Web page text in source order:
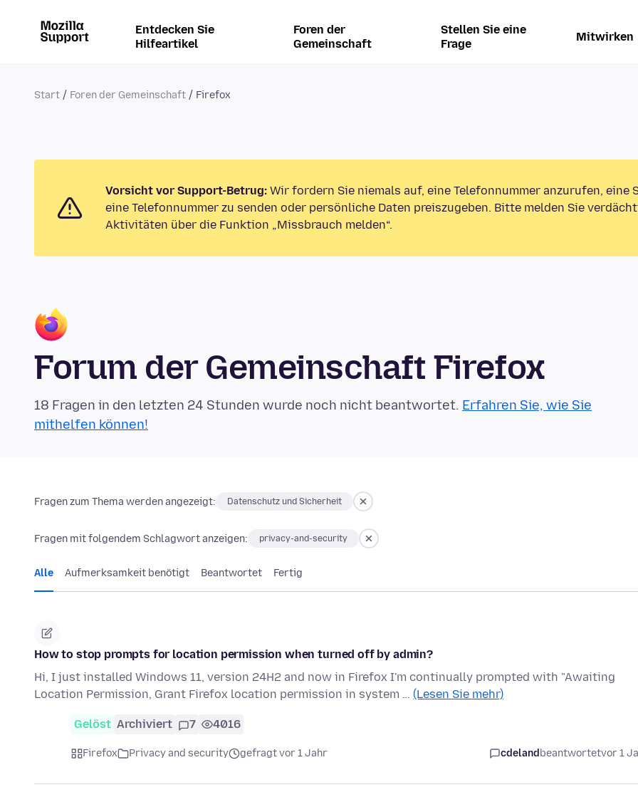
Entdecken Sie
Hilfeartikel
Foren der
Gemeinschaft
Stellen Sie eine
Frage
Mitwirken
Start Foren der Gemeinschaft Firefox
Vorsicht vor Support-Betrug: Wir fordern Sie niemals auf, eine Telefonnummer anzurufen, eine
eine Telefonnummer zu senden oder persönliche Daten preiszugeben. Bitte melden Sie
Aktivitäten über die Funktion „Missbrauch melden“.
Forum der Gemeinschaft Firefox
18 Fragen in den letzten 24 Stunden wurde noch nicht beantwortet. Erfahren Sie, wie Sie
mithelfen können!
Fragen zum Thema werden angezeigt: Datenschutz und Sicherheit
Fragen mit folgendem Schlagwort anzeigen: privacy-and-security
Alle Aufmerksamkeit benötigt Beantwortet Fertig
How to stop prompts for location permission when turned off by admin?
Hi, I just installed Windows 11, version 24H2 and now in Firefox I'm continually prompted with "Awaiting
Location Permission, Grant Firefox location permission in system … (Lesen Sie mehr)
Gelöst Archiviert 7 4016
Firefox Privacy and security gefragt vor 1 Jahr cdeland beantwortetvor 1